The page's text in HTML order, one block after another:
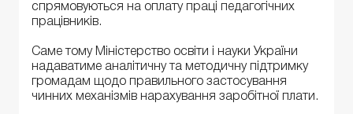
спрямовуються на оплату праці педагогічних
працівників.
Саме тому Міністерство освіти і науки України
надаватиме аналітичну та методичну підтримку
громадам щодо правильного застосування
чинних механізмів нарахування заробітної плати.